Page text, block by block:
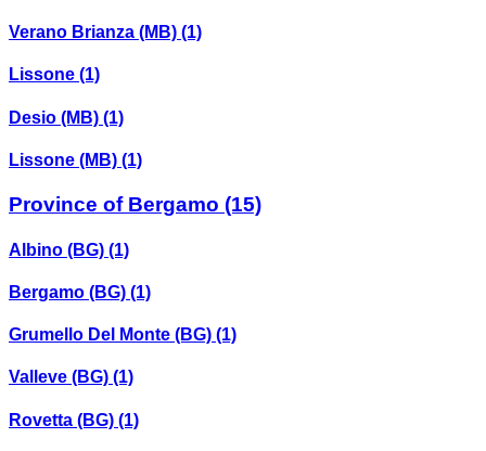
Verano Brianza (MB) (1)
Lissone (1)
Desio (MB) (1)
Lissone (MB) (1)
Province of Bergamo (15)
Albino (BG) (1)
Bergamo (BG) (1)
Grumello Del Monte (BG) (1)
Valleve (BG) (1)
Rovetta (BG) (1)